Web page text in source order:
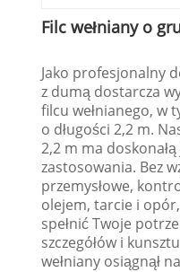
Filc wełniany o
Jako profesjonalny
z dumą dostarcza
filcu wełnianego, w
o długości 2,2 m.
2,2 m ma
zastosowania. Bez
przemysłowe,
olejem, tarcie i
spełnić Twoje
szczegółów i
wełniany osiągnął